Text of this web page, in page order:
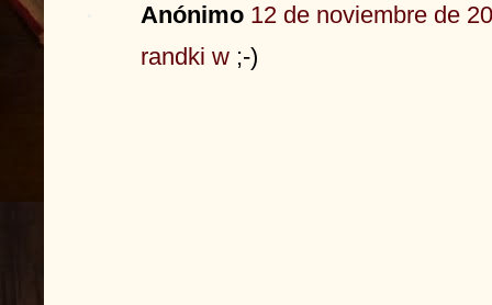
Anónimo 12 de noviembre de
randki w ;-)